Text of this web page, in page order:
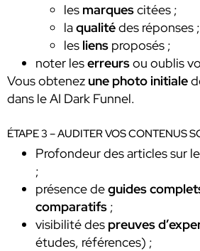
les marquescitées ;
laqualitédes réponses ;
les liens proposés ;
noter leserreursou oublis
Vous obtenez une photo initiale
dans le AI Dark Funnel.
ÉTAPE 3 – AUDITER VOS CONTENUS
Profondeur des articles sur
;
présence deguides
comparatifs ;
visibilité des preuves
études, références) ;